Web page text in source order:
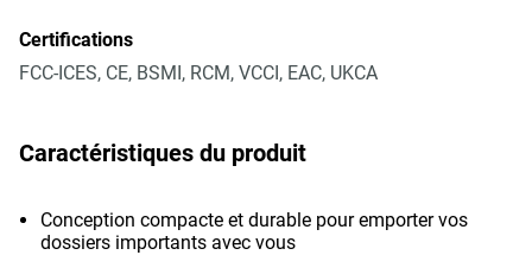
Certifications
FCC-ICES, CE, BSMI, RCM, VCCI, EAC, UKCA
Caractéristiques du produit
Conception compacte et durable pour emporter vos
dossiers importants avec vous